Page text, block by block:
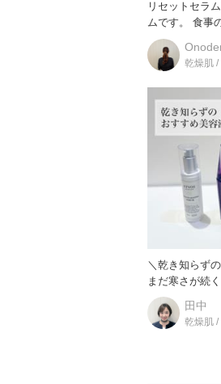
リセットセラ
ムです。 食事
があると知っ
乾燥肌 /
＼乾き知らずの
まだ寒さが続
深刻化する一方
田中
乾燥肌 /